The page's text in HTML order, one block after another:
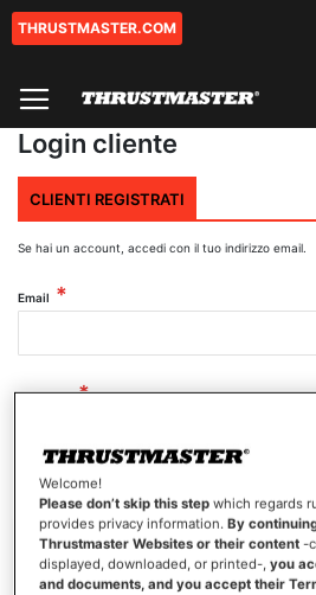
Salta
THRUSTMASTER.COM
Login cliente
CLIENTI REGISTRATI
Se hai un account, accedi con il tuo indirizzo email.
Email
Password
Mostra password
Welcome!
Please don’t skip this step which regards
provides privacy information.By
Thrustmaster Websites or their content -
displayed, downloaded, or printed-,you
and documents, and you accept their